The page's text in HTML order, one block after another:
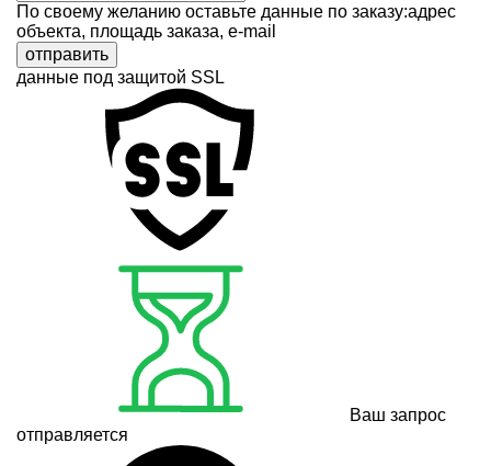
По своему желанию оставьте данные по заказу:адрес
объекта, площадь заказа, e-mail
отправить
данные под защитой SSL
Ваш запрос
отправляется